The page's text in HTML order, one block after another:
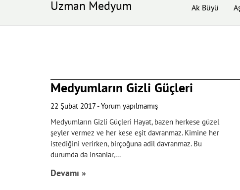
Uzman Medyum Ak Büyü
Medyumların Gizli Güçleri
22 Şubat 2017 Yorum yapılmamış
Medyumların Gizli Güçleri Hayat, bazen herkese güzel
şeyler vermez ve her kese eşit davranmaz. Kimine her
istediğini verirken, birçoğuna adil davranmaz. Bu
durumda da insanlar,
Devamı »